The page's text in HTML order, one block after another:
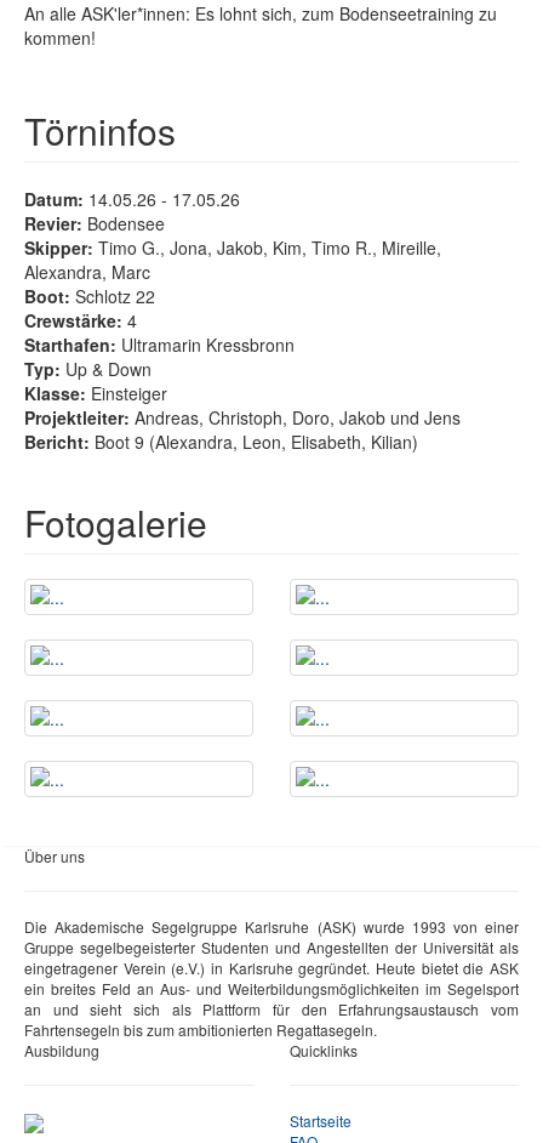
An alle ASK'ler*innen: Es lohnt sich, zum Bodenseetraining zu
kommen!
Törninfos
Datum: 14.05.26 - 17.05.26
Revier: Bodensee
Skipper: Timo G., Jona, Jakob, Kim, Timo R., Mireille,
Alexandra, Marc
Boot: Schlotz 22
Crewstärke: 4
Starthafen: Ultramarin Kressbronn
Typ: Up & Down
Klasse: Einsteiger
Projektleiter: Andreas, Christoph, Doro, Jakob und Jens
Bericht: Boot 9 (Alexandra, Leon, Elisabeth, Kilian)
Fotogalerie
Über uns
Die Akademische Segelgruppe Karlsruhe (ASK) wurde 1993 von einer
Gruppe segelbegeisterter Studenten und Angestellten der Universität als
eingetragener Verein (e.V.) in Karlsruhe gegründet. Heute bietet die ASK
ein breites Feld an Aus- und Weiterbildungsmöglichkeiten im Segelsport
an und sieht sich als Plattform für den Erfahrungsaustausch vom
Fahrtensegeln bis zum ambitionierten Regattasegeln.
Ausbildung
Quicklinks
Startseite